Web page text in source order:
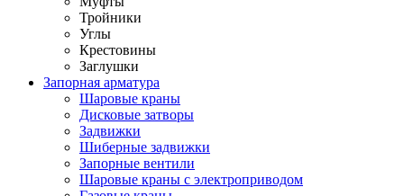
Тройники
Углы
Крестовины
Заглушки
Запорная арматура
Шаровые краны
Дисковые затворы
Задвижки
Шиберные задвижки
Запорные вентили
Шаровые краны с электроприводом